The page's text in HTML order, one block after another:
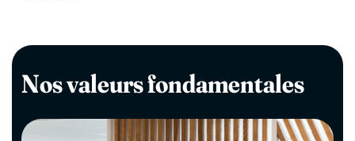
Nos valeurs fondamentales